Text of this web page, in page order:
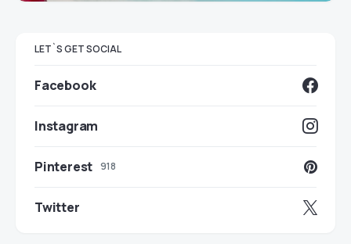
LET`S GET SOCIAL
Facebook
Instagram
Pinterest 918
Twitter